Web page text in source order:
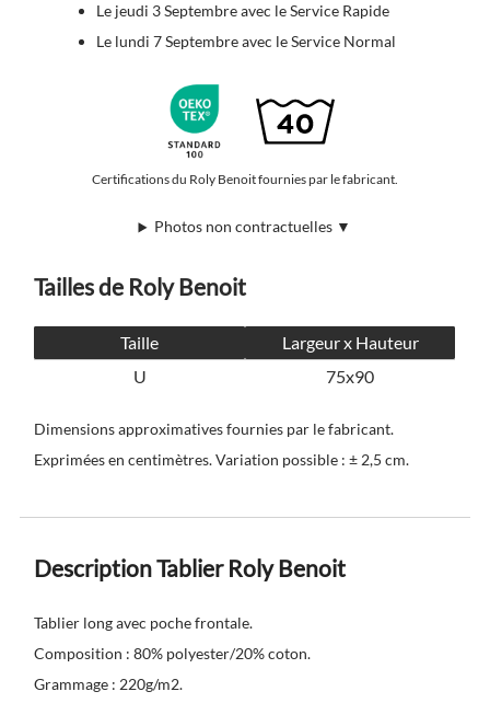
Le jeudi 3 Septembre avec le Service Rapide
Le lundi 7 Septembre avec le Service Normal
Certifications du Roly Benoit fournies par le fabricant.
Photos non contractuelles ▼
Tailles de Roly Benoit
Taille
Largeur x Hauteur
U
75x90
Dimensions approximatives fournies par le fabricant.
Exprimées en centimètres. Variation possible : ± 2,5 cm.
Description Tablier Roly Benoit
Tablier long avec poche frontale.
Composition : 80% polyester/20% coton.
Grammage : 220g/m2.